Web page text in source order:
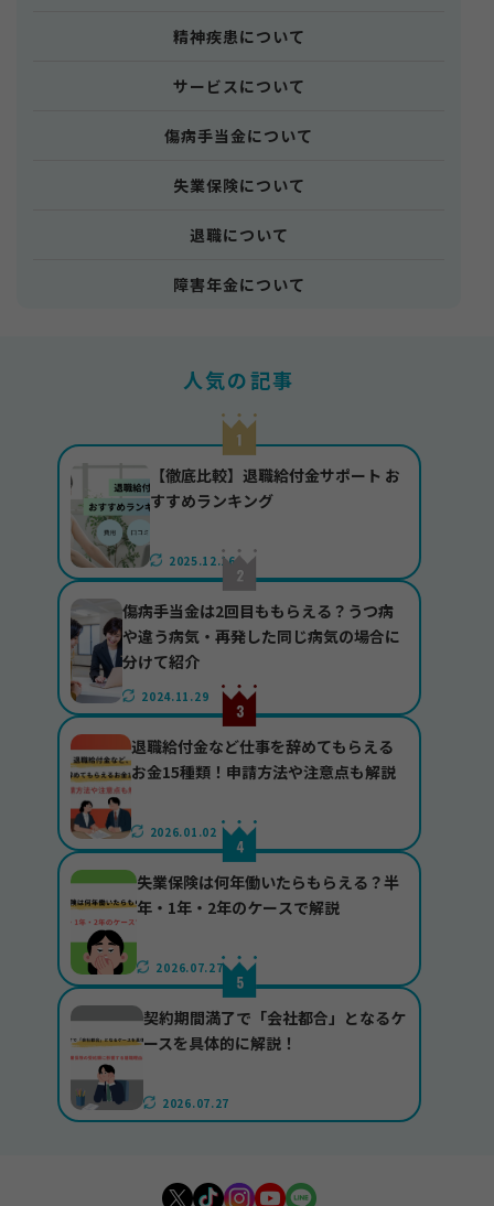
精神疾患について
サービスについて
傷病手当金について
失業保険について
退職について
障害年金について
人気の記事
【徹底比較】退職給付金サポート お
すすめランキング
2025.12.16
傷病手当金は2回目ももらえる？うつ病
や違う病気・再発した同じ病気の場合に
分けて紹介
2024.11.29
退職給付金など仕事を辞めてもらえる
お金15種類！申請方法や注意点も解説
2026.01.02
失業保険は何年働いたらもらえる？半
年・1年・2年のケースで解説
2026.07.27
契約期間満了で「会社都合」となるケ
ースを具体的に解説！
2026.07.27